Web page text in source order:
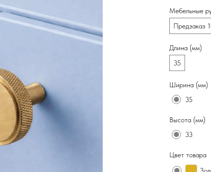
Мебельные
Предзаказ
Длина (мм)
35
Ширина (мм)
35
Высота (мм)
33
Цвет товара